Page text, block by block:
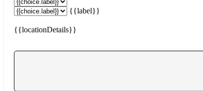
{{label}}
{{locationDetails}}